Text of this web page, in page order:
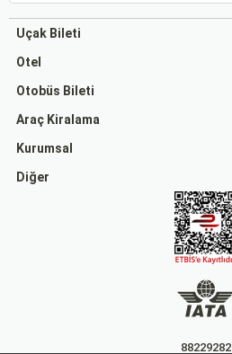
Uçak Bileti
Otel
Otobüs Bileti
Araç Kiralama
Kurumsal
Diğer
88229282